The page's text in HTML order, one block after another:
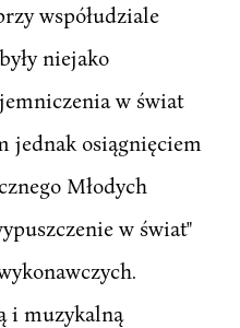
współudziale
niejako
w świat
jednak osiągnięciem
Młodych
w świat"
i muzykalną